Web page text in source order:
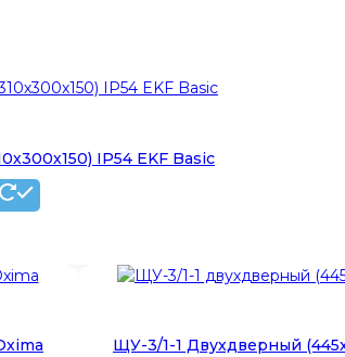
IP54 EKF Basic
ЩУ-3/1-1 Двухдверный